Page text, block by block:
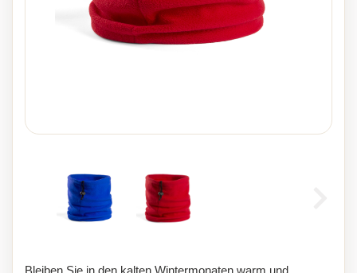
Bleiben Sie in den kalten Wintermonaten warm und